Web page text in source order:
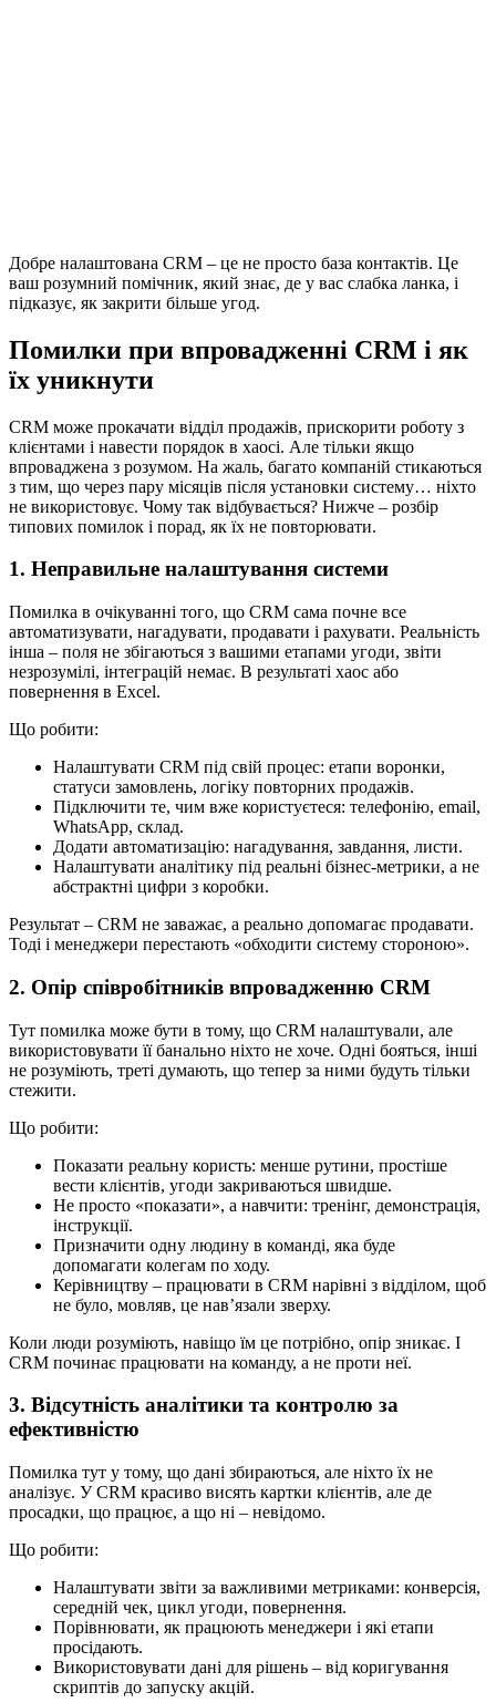
Добре налаштована CRM – це не просто база контактів. Це
ваш розумний помічник, який знає, де у вас слабка ланка, і
підказує, як закрити більше угод.
Помилки при впровадженні CRM і як
їх уникнути
CRM може прокачати відділ продажів, прискорити роботу з
клієнтами і навести порядок в хаосі. Але тільки якщо
впроваджена з розумом. На жаль, багато компаній стикаються
з тим, що через пару місяців після установки систему… ніхто
не використовує. Чому так відбувається? Нижче – розбір
типових помилок і порад, як їх не повторювати.
1. Неправильне налаштування системи
Помилка в очікуванні того, що CRM сама почне все
автоматизувати, нагадувати, продавати і рахувати. Реальність
інша – поля не збігаються з вашими етапами угоди, звіти
незрозумілі, інтеграцій немає. В результаті хаос або
повернення в Excel.
Що робити:
Налаштувати CRM під свій процес: етапи воронки,
статуси замовлень, логіку повторних продажів.
Підключити те, чим вже користуєтеся: телефонію, email,
WhatsApp, склад.
Додати автоматизацію: нагадування, завдання, листи.
Налаштувати аналітику під реальні бізнес-метрики, а не
абстрактні цифри з коробки.
Результат – CRM не заважає, а реально допомагає продавати.
Тоді і менеджери перестають «обходити систему стороною».
2. Опір співробітників впровадженню CRM
Тут помилка може бути в тому, що CRM налаштували, але
використовувати її банально ніхто не хоче. Одні бояться, інші
не розуміють, треті думають, що тепер за ними будуть тільки
стежити.
Що робити:
Показати реальну користь: менше рутини, простіше
вести клієнтів, угоди закриваються швидше.
Не просто «показати», а навчити: тренінг, демонстрація,
інструкції.
Призначити одну людину в команді, яка буде
допомагати колегам по ходу.
Керівництву – працювати в CRM нарівні з відділом, щоб
не було, мовляв, це нав’язали зверху.
Коли люди розуміють, навіщо їм це потрібно, опір зникає. І
CRM починає працювати на команду, а не проти неї.
3. Відсутність аналітики та контролю за
ефективністю
Помилка тут у тому, що дані збираються, але ніхто їх не
аналізує. У CRM красиво висять картки клієнтів, але де
просадки, що працює, а що ні – невідомо.
Що робити:
Налаштувати звіти за важливими метриками: конверсія,
середній чек, цикл угоди, повернення.
Порівнювати, як працюють менеджери і які етапи
просідають.
Використовувати дані для рішень – від коригування
скриптів до запуску акцій.